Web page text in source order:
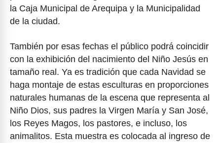
la Caja Municipal de Arequipa y la Municipalidad
de la ciudad.
También por esas fechas el público podrá coincidir
con la exhibición del nacimiento del Niño Jesús en
tamaño real. Ya es tradición que cada Navidad se
haga montaje de estas esculturas en proporciones
naturales humanas de la escena que representa al
Niño Dios, sus padres la Virgen María y San José,
los Reyes Magos, los pastores, e incluso, los
animalitos. Esta muestra es colocada al ingreso de